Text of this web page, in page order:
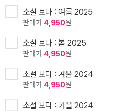
소설 보다 : 여름 2025
판매가 4,950원
소설 보다 : 봄 2025
판매가 4,950원
소설 보다 : 겨울 2024
판매가 4,950원
소설 보다 : 가을 2024